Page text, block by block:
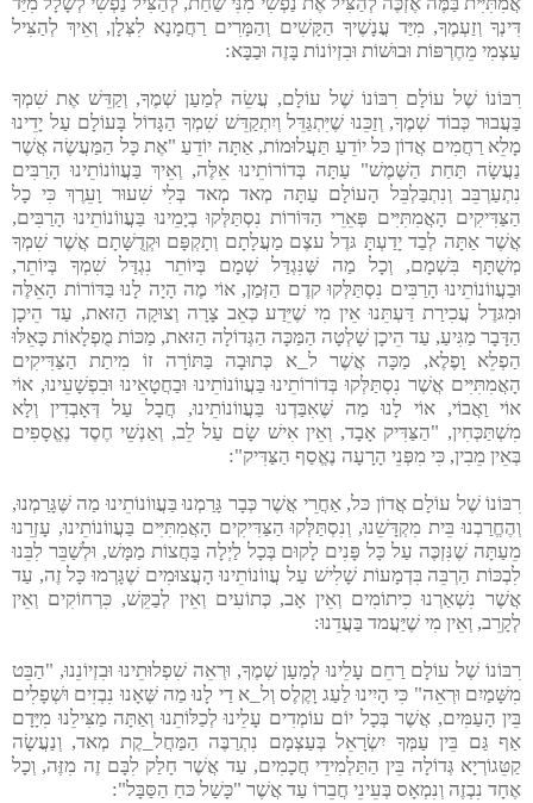
דִּינְךָ וְזַעְמֶךָ, מִיַּד עֳנָשֶׁיךָ הַקָּשִׁים וְהַמָּרִים רַחֲמָנָא לִצְּלָן, וְאֵיךְ לְהַצִּיל
עַצְמִי מֵחֶרְפּוֹת וּבוּשׁוֹת וּבִזְיוֹנוֹת בָּזֶה וּבַבָּא:
רִבּוֹנוֹ שֶׁל עוֹלָם רִבּוֹנוֹ שֶׁל עוֹלָם, עֲשֵׂה לְמַעַן שְׁמֶךָ, וְקַדֵּשׁ אֶת שִׁמְךָ
בַּעֲבוּר כְּבוֹד שְׁמֶךָ, וְזַכֵּנוּ שֶׁיִּתְגַּדֵּל וְיִתְקַדֵּשׁ שִׁמְךָ הַגָּדוֹל בָּעוֹלָם עַל יָדֵינוּ
מָלֵא רַחֲמִים אֲדוֹן כּל יוֹדֵעַ תַּעֲלוּמוֹת, אַתָּה יוֹדֵעַ "אֶת כָּל הַמַּעֲשֶׂה אֲשֶׁר
נַעֲשָׂה תַּחַת הַשֶּׁמֶשׁ" עַתָּה בְּדוֹרוֹתֵינוּ אֵלֶּה, וְאֵיךְ בַּעֲווֹנוֹתֵינוּ הָרַבִּים
נִתְעַרְבֵּב וְנִתְבַּלְבֵּל הָעוֹלָם עַתָּה מְאד מְאד בְּלִי שִׁעוּר וָעֵרֶךְ כִּי כָל
הַצַּדִּיקִים הָאֲמִתִּיִּים פְּאֵרֵי הַדּוֹרוֹת נִסְתַּלְּקוּ בְיָמֵינוּ בַּעֲווֹנוֹתֵינוּ הָרַבִּים,
אֲשֶׁר אַתָּה לְבַד יָדַעְתָּ גּדֶל עצֶם מַעֲלָתָם וְתָקְפָּם וּקְדֻשָּׁתָם אֲשֶׁר שִׁמְךָ
מְשֻׁתָּף בִּשְׁמָם, וְכָל מַה שֶּׁנִּגְדַּל שְׁמָם בְּיוֹתֵר נִגְדַּל שִׁמְךָ בְּיוֹתֵר,
וּבַעֲווֹנוֹתֵינוּ הָרַבִּים נִסְתַּלְּקוּ קדֶם הַזְּמַן, אוֹי מֶה הָיָה לָנוּ בַּדּוֹרוֹת הָאֵלֶּה
וּמִגּדֶל עֲכִירַת דַּעְתֵּנוּ אֵין מִי שֶׁיֵּדַע כְּאֵב צָרָה וְצוּקָה הַזּאת, עַד הֵיכָן
הַדָּבָר מַגִּיעַ, עַד הֵיכָן שָׁלְטָה הַמַּכָּה הַגְּדוֹלָה הַזּאת, מַכּוֹת מֻפְלָאוֹת כָּאֵלּוּ
הַפְלֵא וָפֶלֶא, מַכָּה אֲשֶׁר ל_א כְּתוּבָה בַּתּוֹרָה זוֹ מִיתַת הַצַּדִּיקִים
הָאֲמִתִּיִּים אֲשֶׁר נִסְתַּלְּקוּ בְּדוֹרוֹתֵינוּ בַּעֲווֹנוֹתֵינוּ וּבַחֲטָאֵינוּ וּבִפְשָׁעֵינוּ, אוֹי
אוֹי וַאֲבוֹי, אוֹי לָנוּ מַה שֶּׁאִבַּדְנוּ בַּעֲווֹנוֹתֵינוּ, חֲבָל עַל דְּאָבְדִין וְלָא
מִשְׁתַּכְּחִין, "הַצַּדִּיק אָבָד, וְאֵין אִישׁ שָׂם עַל לֵב, וְאַנְשֵׁי חֶסֶד נֶאֱסָפִים
בְּאֵין מֵבִין, כִּי מִפְּנֵי הָרָעָה נֶאֱסַף הַצַּדִּיק":
רִבּוֹנוֹ שֶׁל עוֹלָם אֲדוֹן כּל, אַחֲרֵי אֲשֶׁר כְּבָר גָּרַמְנוּ בַּעֲווֹנוֹתֵינוּ מַה שֶּׁגָּרַמְנוּ,
וְהֶחֱרַבְנוּ בֵּית מִקְדָּשֵׁנוּ, וְנִסְתַּלְּקוּ הַצַּדִּיקִים הָאֲמִתִּיִּים בַּעֲווֹנוֹתֵינוּ, עָזְרֵנוּ
מֵעַתָּה שֶׁנִּזְכֶּה עַל כָּל פָּנִים לָקוּם בְּכָל לַיְלָה בַּחֲצוֹת מַמָּשׁ, וּלְשַׁבֵּר לִבֵּנוּ
לִבְכּוֹת הַרְבֵּה בִּדְמָעוֹת שָׁלִישׁ עַל עֲווֹנוֹתֵינוּ הָעֲצוּמִים שֶׁגָּרְמוּ כָּל זֶה, עַד
אֲשֶׁר נִשְׁאַרְנוּ כִיתוֹמִים וְאֵין אָב, כְּתוֹעִים וְאֵין לְבַקֵּשׁ, כִּרְחוֹקִים וְאֵין
לְקָרֵב, וְאֵין מִי שֶׁיַּעֲמד בַּעֲדֵנוּ:
רִבּוֹנוֹ שֶׁל עוֹלָם רַחֵם עָלֵינוּ לְמַעַן שְׁמֶךָ, וּרְאֵה שִׁפְלוּתֵינוּ וּבִזְיוֹנֵנוּ, "הַבֵּט
מִשָּׁמַיִם וּרְאֵה" כִּי הָיִינוּ לַעַג וָקֶלֶס וְל_א דַי לָנוּ מַה שֶּׁאָנוּ נִבְזִים וּשְׁפָלִים
בֵּין הָעַמִּים, אֲשֶׁר בְּכָל יוֹם עוֹמְדִים עָלֵינוּ לְכַלּוֹתֵנוּ וְאַתָּה מַצִּילֵנוּ מִיָּדָם
אַף גַּם בֵּין עַמְּךָ יִשְׂרָאֵל בְּעַצְמָם נִתְרַבֶּה הַמַּחֲל_קֶת מְאד, וְנַעֲשָׂה
קַטֵּגוֹרְיָא גְּדוֹלָה בֵּין הַתַּלְמִידֵי חֲכָמִים, עַד אֲשֶׁר חָלַק לִבָּם זֶה מִזֶּה, וְכָל
אֶחָד נִבְזֶה וְנִמְאָס בְּעֵינֵי חֲבֵרוֹ עַד אֲשֶׁר "כָּשַׁל כּחַ הַסַּבָּל":